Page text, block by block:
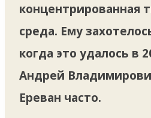
концентрированная
среда. Ему
когда это удалось в
Андрей
Ереван часто.